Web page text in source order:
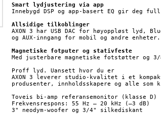
Smart lydjustering via app
Innebygd DSP og app-basert EQ gir deg
Allsidige tilkoblinger
AXON 3 har USB DAC for høyoppløst
og AUX-inngang for mobil og andre enheter.
Magnetiske fotputer og stativfeste
Med justerbare magnetiske fotstøtter
Proff lyd. Uansett hvor du er
AXON 3 leverer studio-kvalitet i et
produsenter, innholdsskapere og alle som
Toveis bi-amp referansemonitor (klasse D)
Frekvensrespons: 55 Hz – 20 kHz (–3 dB)
3" neodym-woofer og 3/4" silkediskant